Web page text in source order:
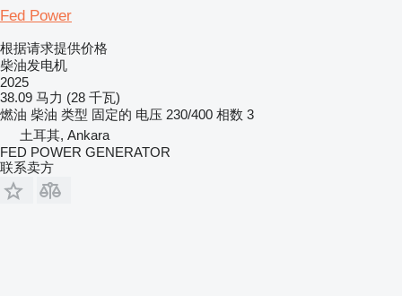
Fed Power
根据请求提供价格
柴油发电机
2025
38.09 马力 (28 千瓦)
燃油 柴油 类型 固定的 电压 230/400 相数 3
土耳其, Ankara
FED POWER GENERATOR
联系卖方